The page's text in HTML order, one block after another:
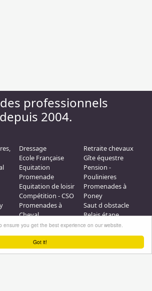
Got it!
ensure you get the best experience on our website.
professionnels
2004.
Dressage
Ecole Française
Equitation
Promenade
Equitation de loisir
Compétition - CSO
Promenades à
Cheval
Galops - Equitation
Retraite chevaux
Gîte équestre
Pension -
Poulinieres
Promenades à
Poney
Saut d obstacle
Relais étape
Inscrivez-vous !